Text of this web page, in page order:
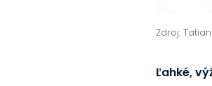
Zdroj:
Ľahké,